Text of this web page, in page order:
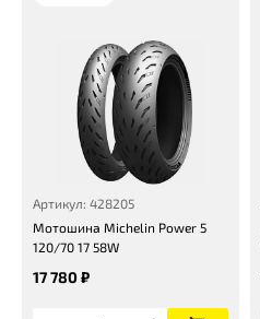
Артикул: 428205
Мотошина Michelin Power 5
120/70 17 58W
17 780 ₽